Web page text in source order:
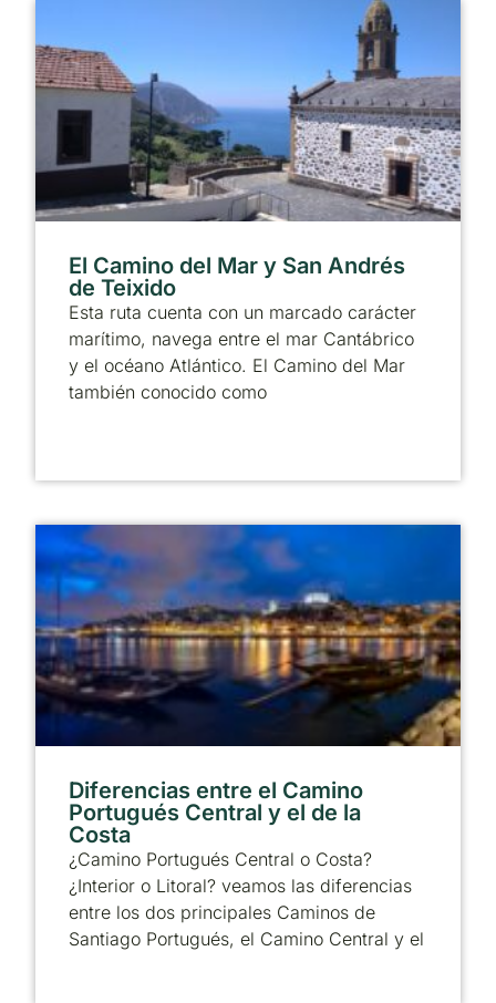
El Camino del Mar y San Andrés
de Teixido
Esta ruta cuenta con un marcado carácter
marítimo, navega entre el mar Cantábrico
y el océano Atlántico. El Camino del Mar
también conocido como
Diferencias entre el Camino
Portugués Central y el de la
Costa
¿Camino Portugués Central o Costa?
¿Interior o Litoral? veamos las diferencias
entre los dos principales Caminos de
Santiago Portugués, el Camino Central y el